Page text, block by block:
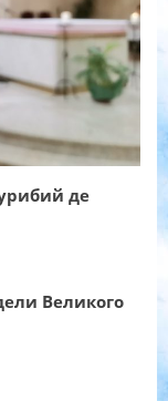
де
Великого